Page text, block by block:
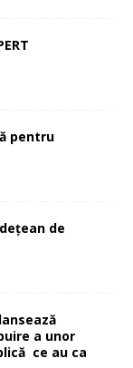
pentru
de
a unor
ce au ca